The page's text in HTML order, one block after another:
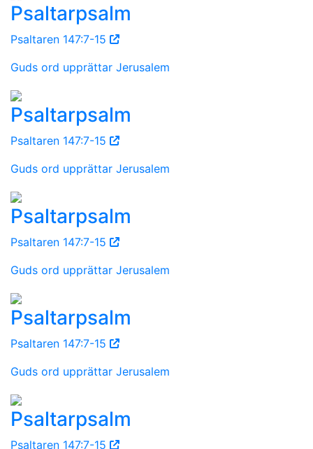
Psaltarpsalm
Psaltaren 147:7-15
Guds ord upprättar Jerusalem
Psaltarpsalm
Psaltaren 147:7-15
Guds ord upprättar Jerusalem
Psaltarpsalm
Psaltaren 147:7-15
Guds ord upprättar Jerusalem
Psaltarpsalm
Psaltaren 147:7-15
Guds ord upprättar Jerusalem
Psaltarpsalm
Psaltaren 147:7-15